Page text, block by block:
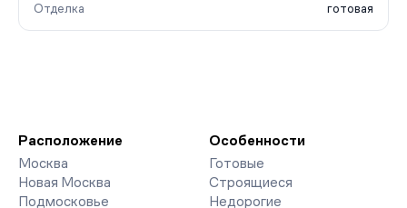
Отделка
готовая
Расположение
Москва
Новая Москва
Подмосковье
Особенности
Готовые
Строящиеся
Недорогие